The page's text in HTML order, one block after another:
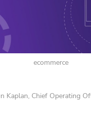
Kaplan, Chief Operating
ecommerce